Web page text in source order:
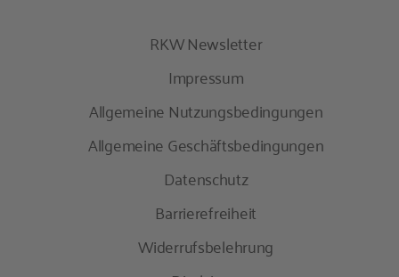
RKW Newsletter
Impressum
Allgemeine Nutzungsbedingungen
Allgemeine Geschäftsbedingungen
Datenschutz
Barrierefreiheit
Widerrufsbelehrung